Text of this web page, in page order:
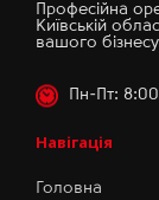
Професійна
Київській
вашого
Пн-Пт:
Навігація
Головна